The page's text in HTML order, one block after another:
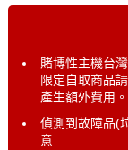
賭博性主機台
限定自取商品
產生額外費用。
偵測到故障品(
意